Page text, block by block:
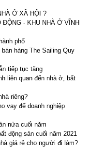
Ở XÃ HỘI ?
ĐỘNG - KHU NHÀ Ở VĨNH
phố
hàng The Sailing Quy
tiếp tục tăng
liên quan đến nhà ở, bất
riêng?
vay để doanh nghiệp
nửa cuối năm
động sản cuối năm 2021
giá rẻ cho người đi làm?